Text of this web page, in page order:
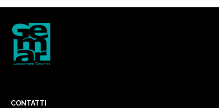
CONTATTI